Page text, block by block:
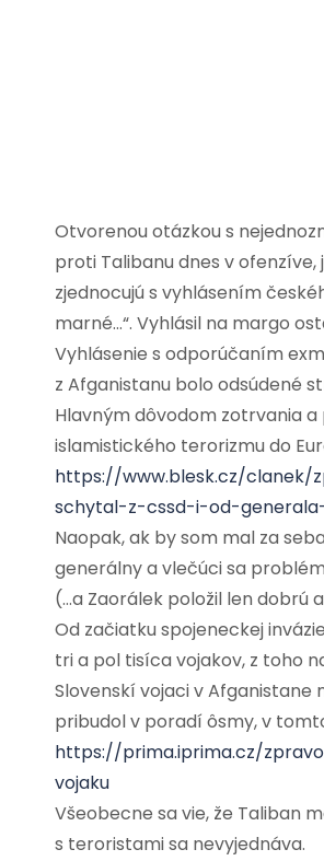
Otvorenou otázkou s
proti Talibanu dnes v
zjednocujú s vyhlásením
marné…“. Vyhlásil na margo
Vyhlásenie s odporúčaním
z Afganistanu bolo odsúdené
Hlavným dôvodom zotrvania
islamistického terorizmu do
https://www.blesk.cz/
schytal-z-cssd-i-od-
Naopak, ak by som mal za
generálny a vlečúci sa
(…a Zaorálek položil len dobrú
Od začiatku spojeneckej
tri a pol tisíca vojakov, z toho
Slovenskí vojaci v
pribudol v poradí ôsmy, v
https://prima.iprima.cz/
vojaku
Všeobecne sa vie, že Taliban
s teroristami sa nevyjednáva.